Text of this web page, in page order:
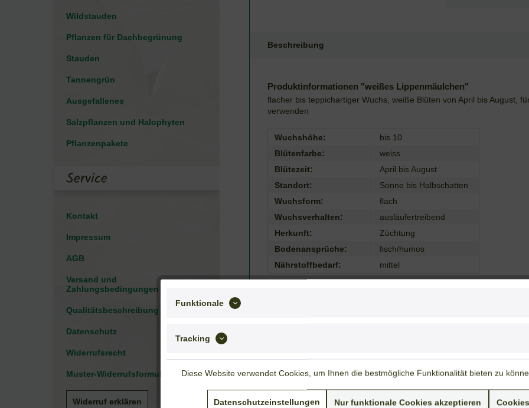
Wildstauden
Pflanzen für Dachbegrünung
Stauden
Tannengrün
Ausgefallenes
Salzpflanzen und Halophyten
Pflanzenpakete
Service
Kontakt
Impressum
AGB
Versand und
Zahlungsbedingungen
Qualitätsbeschreibung
Datenschutz
Widerrufsrecht
Muster-Widerrufsformular
Widerruf erklären
Beschreibung
Produktinformationen "weißes Lippenmäulchen"
flacher bis teppichartiger Wuchs, weiße Blüten von April bis August,
verwenden
Wuchshöhe:
bis 10
Blütenfarbe:
weiss
Blütezeit:
April bis August
Standort:
Sonne bis Halbschatten
Wuchsform:
flach
Wuchsverhalten:
ausläufertreibend
Herkunft:
Züchtung
Bodenansprüche:
fisch/humos
Nährstoffbedarf:
mittel
Funktionale
Tracking
Diese Website verwendet Cookies, um Ihnen die bestmögliche Funktionalität bieten zu
Datenschutzeinstellungen Nur funktionale Cookies akzeptieren